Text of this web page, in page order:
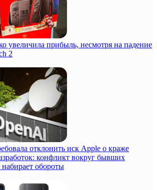
увеличила прибыль, несмотря на падение
2
отклонить иск Apple о краже
конфликт вокруг бывших
набирает обороты